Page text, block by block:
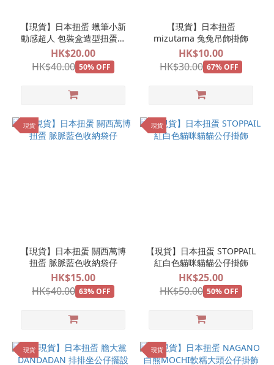
【現貨】日本扭蛋 蠟筆小新
動感超人 包裝盒造型扭蛋吊
飾
HK$20.00
HK$40.00 50% OFF
【現貨】日本扭蛋
mizutama 兔兔吊飾掛飾
HK$10.00
HK$30.00 67% OFF
現貨
【現貨】日本扭蛋 關西萬博
扭蛋 脈脈藍色收納袋仔
HK$15.00
HK$40.00 63% OFF
現貨
【現貨】日本扭蛋 STOPPAIL
紅白色貓咪貓貓公仔掛飾
HK$25.00
HK$50.00 50% OFF
現貨 現貨